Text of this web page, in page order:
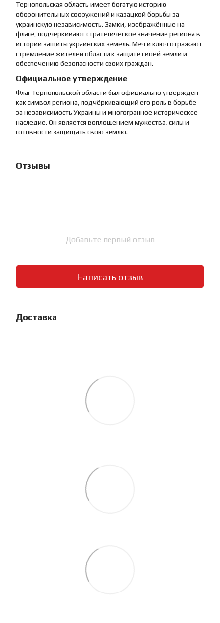
Тернопольская область имеет богатую историю
оборонительных сооружений и казацкой борьбы за
украинскую независимость. Замки, изображённые на
флаге, подчёркивают стратегическое значение региона в
истории защиты украинских земель. Меч и ключ отражают
стремление жителей области к защите своей земли и
обеспечению безопасности своих граждан.
Официальное утверждение
Флаг Тернопольской области был официально утверждён
как символ региона, подчёркивающий его роль в борьбе
за независимость Украины и многогранное историческое
наследие. Он является воплощением мужества, силы и
готовности защищать свою землю.
Отзывы
Добавьте первый отзыв
Написать отзыв
Доставка